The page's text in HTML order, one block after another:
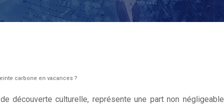
carbone en vacances ?
découverte culturelle, représente une part non